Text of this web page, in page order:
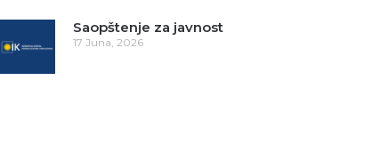
Saopštenje za javnost
17 Juna, 2026